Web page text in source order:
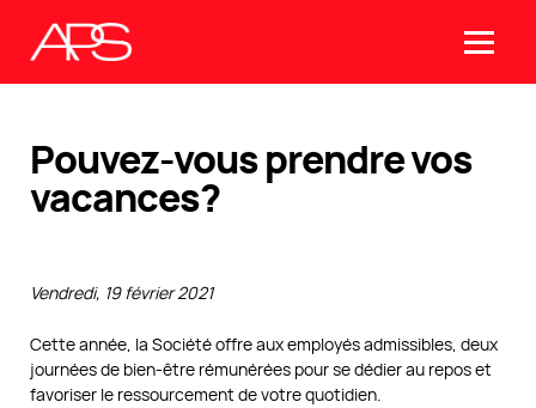
Pouvez-vous prendre vos
vacances?
Vendredi, 19 février 2021
Cette année, la Société offre aux employés admissibles, deux
journées de bien-être rémunérées pour se dédier au repos et
favoriser le ressourcement de votre quotidien.